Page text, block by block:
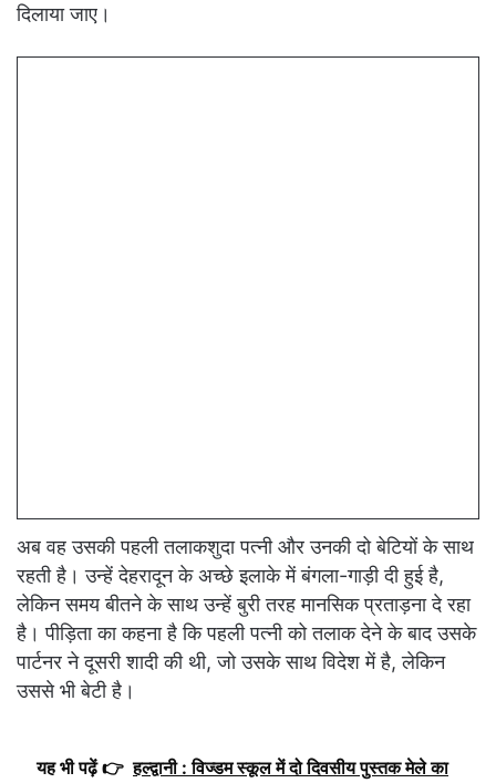
दिलाया जाए।
अब वह उसकी पहली तलाकशुदा पत्नी और उनकी दो बेटियों के साथ
रहती है। उन्हें देहरादून के अच्छे इलाके में बंगला-गाड़ी दी हुई है,
लेकिन समय बीतने के साथ उन्हें बुरी तरह मानसिक प्रताड़ना दे रहा
है। पीड़िता का कहना है कि पहली पत्नी को तलाक देने के बाद उसके
पार्टनर ने दूसरी शादी की थी, जो उसके साथ विदेश में है, लेकिन
उससे भी बेटी है।
यह भी पढ़ें 👉 हल्द्वानी : विज्डम स्कूल में दो दिवसीय पुस्तक मेले का